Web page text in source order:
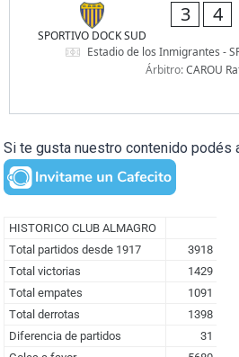
SPORTIVO DOCK SUD
3 4
Estadio de los Inmigrantes -
Árbitro:CAROU
Si te gusta nuestro contenido podés